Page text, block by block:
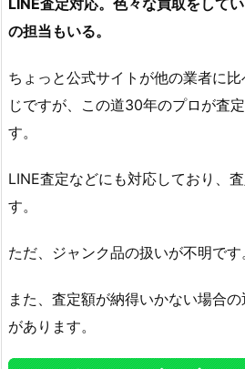
LINE査定対応。色々な買取をして
の担当もいる。
ちょっと公式サイトが他の業者に
じですが、この道30年のプロが査
す。
LINE査定などにも対応しており、
す。
ただ、ジャンク品の扱いが不明です
また、査定額が納得いかない場合
があります。